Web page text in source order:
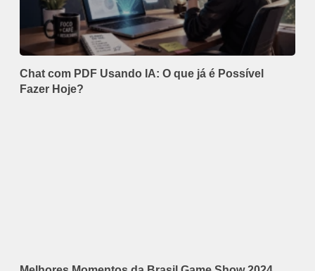
Chat com PDF Usando IA: O que já é Possível
Fazer Hoje?